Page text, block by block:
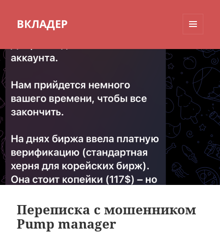
ВКЛАДЕР
ВИДЖЕТЫ
Переписка с мошенником
Pump manager